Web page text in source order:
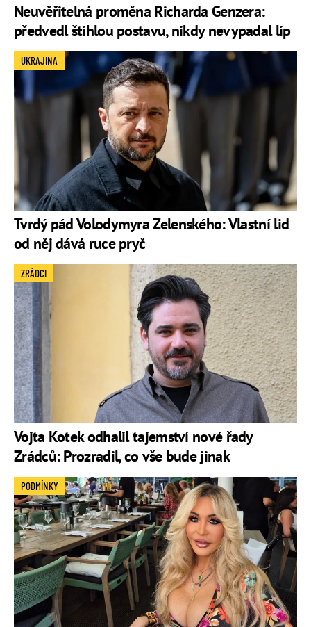
Neuvěřitelná proměna Richarda Genzera:
předvedl štíhlou postavu, nikdy nevypadal líp
Tvrdý pád Volodymyra Zelenského: Vlastní lid
od něj dává ruce pryč
UKRAJINA
Vojta Kotek odhalil tajemství nové řady
Zrádců: Prozradil, co vše bude jinak
ZRÁDCI
PODMÍNKY